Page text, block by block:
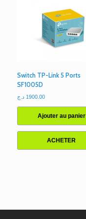
Switch TP-Link 5 Ports
SF1005D
1900.00 د.ج
Ajouter au panier
ACHETER